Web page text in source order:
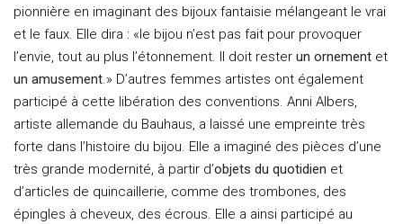
pionnière en imaginant des bijoux fantaisie mélangeant le vrai
et le faux. Elle dira : «le bijou n’est pas fait pour provoquer
l’envie, tout au plus l’étonnement. Il doit rester un ornement et
un amusement.» D’autres femmes artistes ont également
participé à cette libération des conventions. Anni Albers,
artiste allemande du Bauhaus, a laissé une empreinte très
forte dans l’histoire du bijou. Elle a imaginé des pièces d’une
très grande modernité, à partir d’objets du quotidien et
d’articles de quincaillerie, comme des trombones, des
épingles à cheveux, des écrous. Elle a ainsi participé au